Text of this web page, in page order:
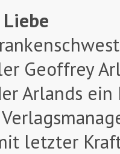
Geoffrey
Arlands
letzter